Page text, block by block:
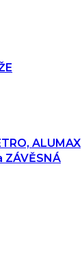
ALUMAX
ZÁVĚSNÁ